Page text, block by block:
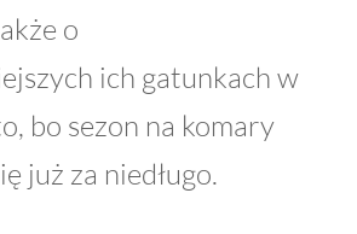
o
ich gatunkach w
bo sezon na komary
już za niedługo.